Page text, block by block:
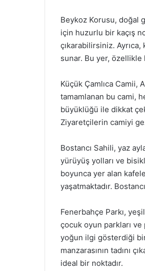
Beykoz Korusu, doğal
için huzurlu bir kaçış
çıkarabilirsiniz.
sunar. Bu yer,
Küçük Çamlıca Camii,
tamamlanan bu cami,
büyüklüğü ile dikkat
Ziyaretçilerin camiyi
Bostancı Sahili, yaz
yürüyüş yolları ve
boyunca yer alan
yaşatmaktadır.
Fenerbahçe Parkı,
çocuk oyun parkları ve
yoğun ilgi gösterdiği
manzarasının tadını
ideal bir noktadır.